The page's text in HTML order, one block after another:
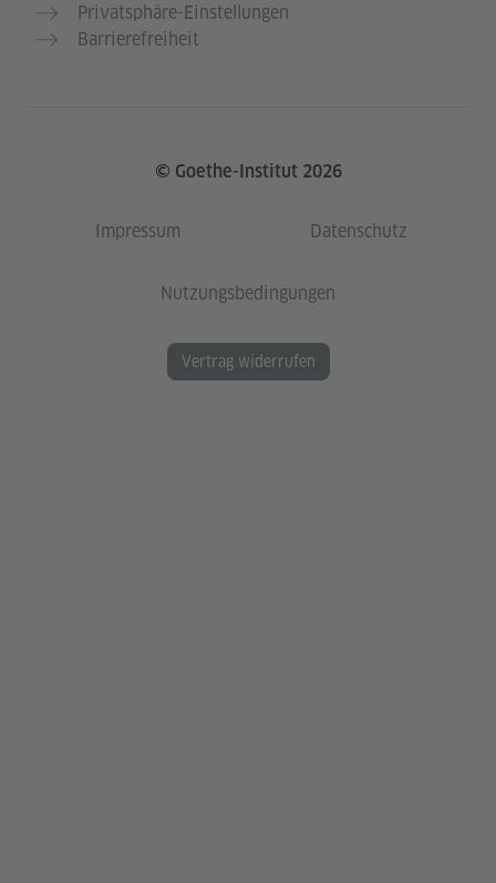
Privatsphäre-Einstellungen
Barrierefreiheit
© Goethe-Institut 2026
Impressum Datenschutz
Nutzungsbedingungen
Vertrag widerrufen